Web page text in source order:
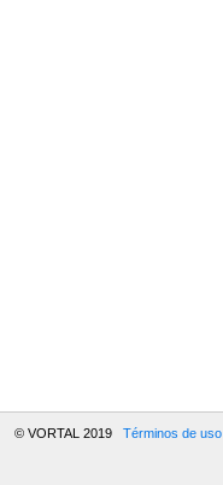
© VORTAL 2019 Términos de uso